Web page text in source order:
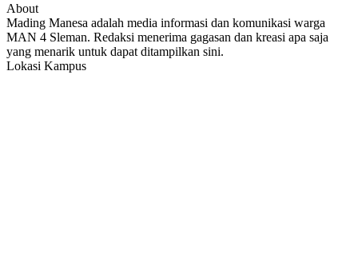
About
Mading Manesa adalah media informasi dan komunikasi warga
MAN 4 Sleman. Redaksi menerima gagasan dan kreasi apa saja
yang menarik untuk dapat ditampilkan sini.
Lokasi Kampus